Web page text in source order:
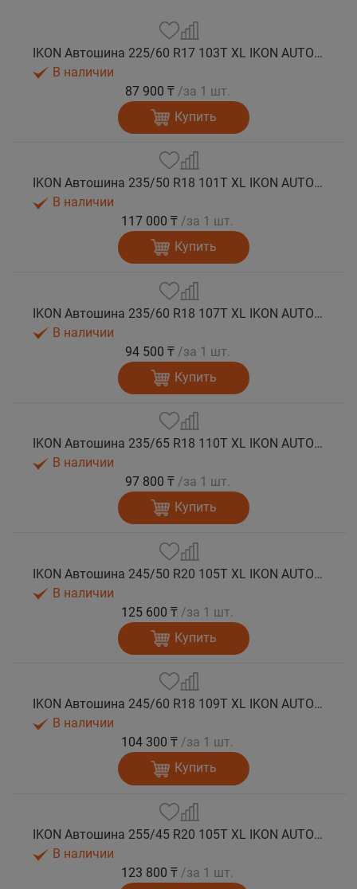
IKON Автошина 225/60 R17 103T XL IKON AUTOGRAPH ICE 9 SUV шип.
В наличии
87 900 ₸ /за 1 шт.
Купить
IKON Автошина 235/50 R18 101T XL IKON AUTOGRAPH ICE 9 SUV шип.
В наличии
117 000 ₸ /за 1 шт.
Купить
IKON Автошина 235/60 R18 107T XL IKON AUTOGRAPH ICE 9 SUV шип.
В наличии
94 500 ₸ /за 1 шт.
Купить
IKON Автошина 235/65 R18 110T XL IKON AUTOGRAPH ICE 9 SUV шип.
В наличии
97 800 ₸ /за 1 шт.
Купить
IKON Автошина 245/50 R20 105T XL IKON AUTOGRAPH ICE 9 SUV шип.
В наличии
125 600 ₸ /за 1 шт.
Купить
IKON Автошина 245/60 R18 109T XL IKON AUTOGRAPH ICE 9 SUV шип.
В наличии
104 300 ₸ /за 1 шт.
Купить
IKON Автошина 255/45 R20 105T XL IKON AUTOGRAPH ICE 9 SUV шип.
В наличии
123 800 ₸ /за 1 шт.